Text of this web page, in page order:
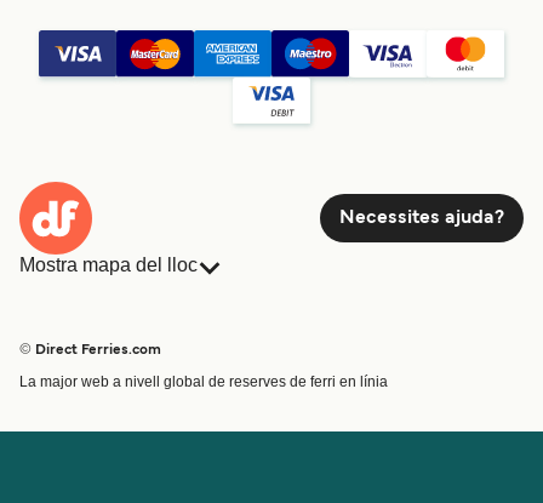
Necessites ajuda?
Mostra mapa del lloc
© Direct Ferries.com
La major web a nivell global de reserves de ferri en línia